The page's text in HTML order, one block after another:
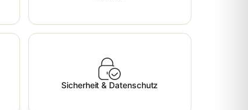
Sicherheit & Datenschutz